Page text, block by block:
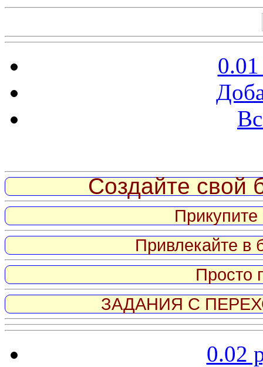
Создайте свой
Привлекайте в
Просто
ЗАДАНИЯ С
0.02